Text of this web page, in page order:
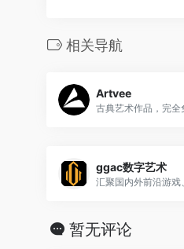
相关导航
Artvee
ggac数字艺术
暂无评论